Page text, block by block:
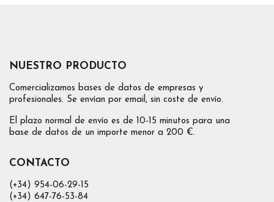
NUESTRO PRODUCTO
Comercializamos bases de datos de empresas y
profesionales. Se envían por email, sin coste de envío.
El plazo normal de envío es de 10-15 minutos para una
base de datos de un importe menor a 200 €.
CONTACTO
(+34) 954-06-29-15
(+34) 647-76-53-84